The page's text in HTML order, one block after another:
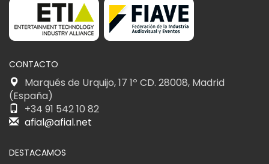
CONTACTO
Marqués de Urquijo, 17 1º CD. 28008, Madrid
(España)
+34 91 542 10 82
afial@afial.net
DESTACAMOS